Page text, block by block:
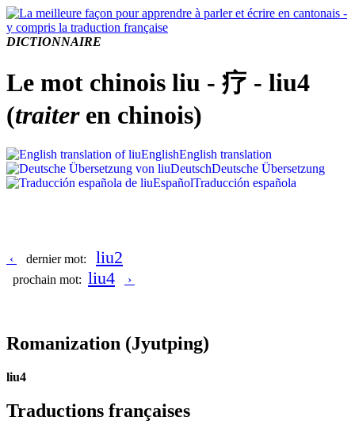
DICTIONNAIRE
Le mot chinois liu - 疗 - liu4
(traiteren chinois)
EnglishEnglish translation
DeutschDeutsche Übersetzung
EspañolTraducción española
‹ dernier mot: liu2
prochain mot: liu4 ›
Romanization (Jyutping)
liu4
Traductions françaises